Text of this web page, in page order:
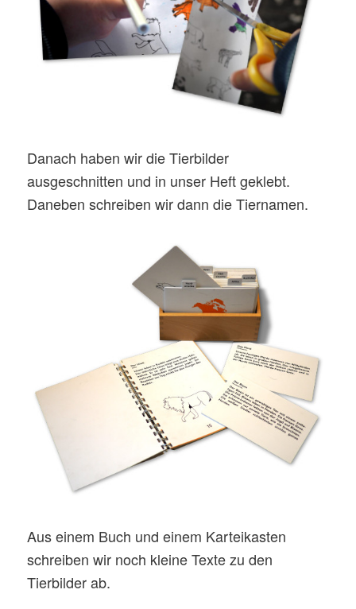
Danach haben wir die Tierbilder
ausgeschnitten und in unser Heft geklebt.
Daneben schreiben wir dann die Tiernamen.
Aus einem Buch und einem Karteikasten
schreiben wir noch kleine Texte zu den
Tierbilder ab.